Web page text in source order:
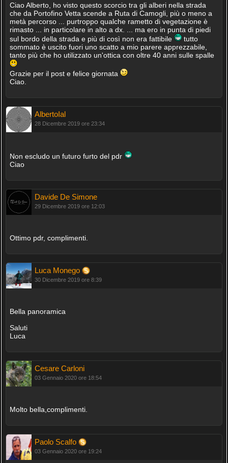
Ciao Alberto, ho visto questo scorcio tra gli alberi nella strada
che da Portofino Vetta scende a Ruta di Camogli, più o meno a
metà percorso ... purtroppo qualche rametto di vegetazione è
rimasto ... in particolare in alto a dx. ... ma ero in punta di piedi
sul bordo della strada e più di così non era fattibile
tutto
sommato è uscito fuori uno scatto a mio parere apprezzabile,
tanto più che ho utilizzato un'ottica con oltre 40 anni sulle spalle
Grazie per il post e felice giornata
Ciao.
AlbertoIal
28 Dicembre 2019 ore 23:34
Non escludo un futuro furto del pdr
Ciao
Davide De Simone
29 Dicembre 2019 ore 12:03
Ottimo pdr, complimenti.
Luca Monego
30 Dicembre 2019 ore 8:39
Bella panoramica
Saluti
Luca
Cesare Carloni
03 Gennaio 2020 ore 18:54
Molto bella,complimenti.
Paolo Scalfo
03 Gennaio 2020 ore 19:24